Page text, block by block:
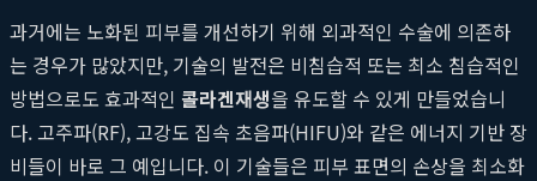
과거에는 노화된 피부를 개선하기 위해 외과적인 수술에 의존하
는 경우가 많았지만, 기술의 발전은 비침습적 또는 최소 침습적인
방법으로도 효과적인 콜라겐재생을 유도할 수 있게 만들었습니
다. 고주파(RF), 고강도 집속 초음파(HIFU)와 같은 에너지 기반 장
비들이 바로 그 예입니다. 이 기술들은 피부 표면의 손상을 최소화